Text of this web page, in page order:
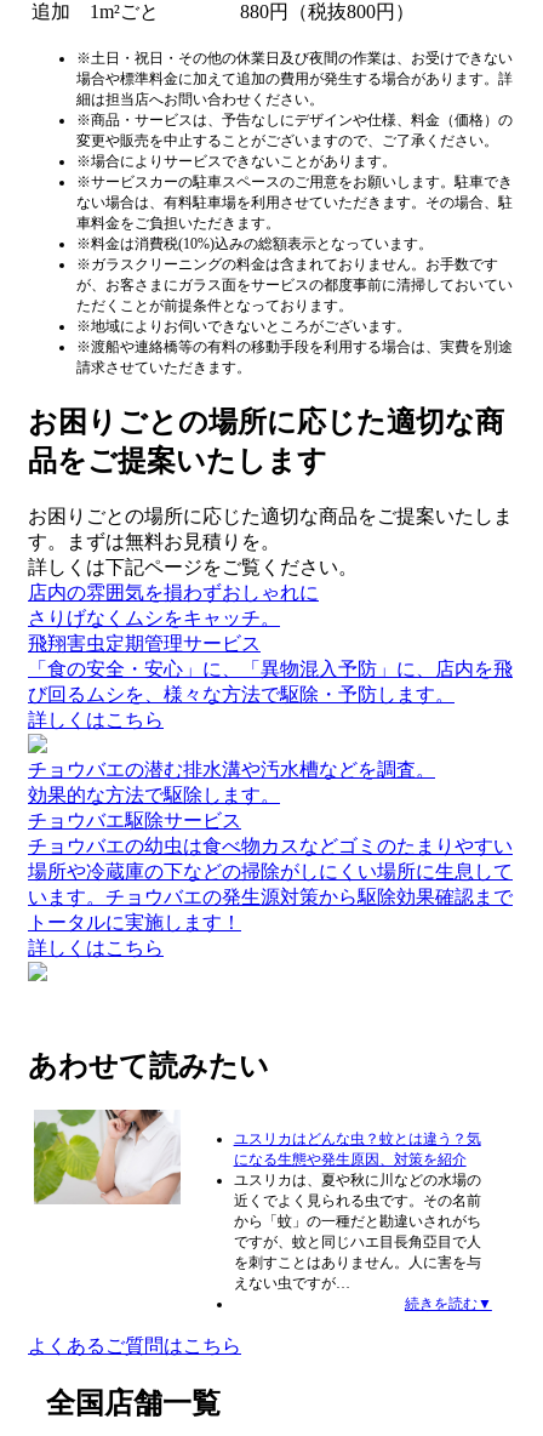
追加 1m²ごと
880円（税抜800円）
※土日・祝日・その他の休業日及び夜間の作業は、お受けできない
場合や標準料金に加えて追加の費用が発生する場合があります。詳
細は担当店へお問い合わせください。
※商品・サービスは、予告なしにデザインや仕様、料金（価格）の
変更や販売を中止することがございますので、ご了承ください。
※場合によりサービスできないことがあります。
※サービスカーの駐車スペースのご用意をお願いします。駐車でき
ない場合は、有料駐車場を利用させていただきます。その場合、駐
車料金をご負担いただきます。
※料金は消費税(10%)込みの総額表示となっています。
※ガラスクリーニングの料金は含まれておりません。お手数です
が、お客さまにガラス面をサービスの都度事前に清掃しておいてい
ただくことが前提条件となっております。
※地域によりお伺いできないところがございます。
※渡船や連絡橋等の有料の移動手段を利用する場合は、実費を別途
請求させていただきます。
お困りごとの場所に応じた適切な商
品をご提案いたします
お困りごとの場所に応じた適切な商品をご提案いたしま
す。まずは無料お見積りを。
詳しくは下記ページをご覧ください。
店内の雰囲気を損わずおしゃれに
さりげなくムシをキャッチ。
飛翔害虫定期管理サービス
「食の安全・安心」に、「異物混入予防」に、店内を飛
び回るムシを、様々な方法で駆除・予防します。
詳しくはこちら
チョウバエの潜む排水溝や汚水槽などを調査。
効果的な方法で駆除します。
チョウバエ駆除サービス
チョウバエの幼虫は食べ物カスなどゴミのたまりやすい
場所や冷蔵庫の下などの掃除がしにくい場所に生息して
います。チョウバエの発生源対策から駆除効果確認まで
トータルに実施します！
詳しくはこちら
あわせて読みたい
ユスリカはどんな虫？蚊とは違う？気
になる生態や発生原因、対策を紹介
ユスリカは、夏や秋に川などの水場の
近くでよく見られる虫です。その名前
から「蚊」の一種だと勘違いされがち
ですが、蚊と同じハエ目長角亞目で人
を刺すことはありません。人に害を与
えない虫ですが…
続きを読む▼
よくあるご質問はこちら
全国店舗一覧